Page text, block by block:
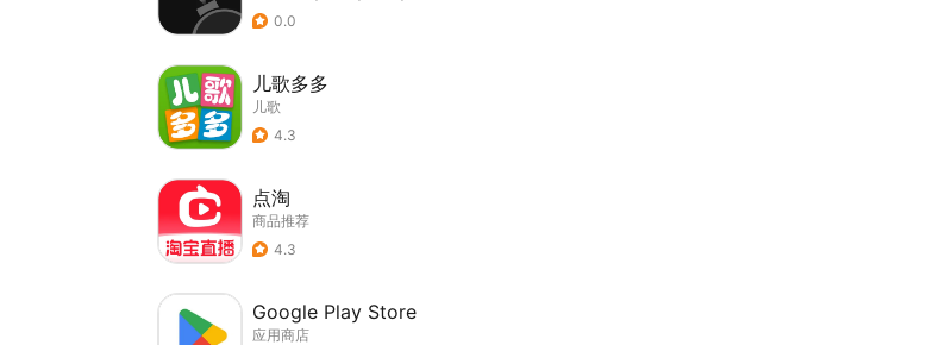
0.0
儿歌多多
儿歌
4.3
点淘
商品推荐
4.3
Google Play Store
应用商店